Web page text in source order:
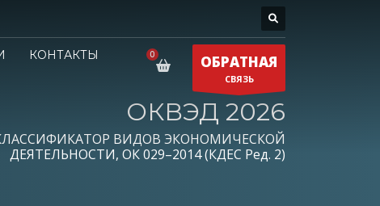
КОНТАКТЫ
ОБРАТНАЯ
СВЯЗЬ
ОКВЭД 2026
ВИДОВ ЭКОНОМИЧЕСКОЙ
ДЕЯТЕЛЬНОСТИ, ОК 029–2014 (КДЕС Ред. 2)